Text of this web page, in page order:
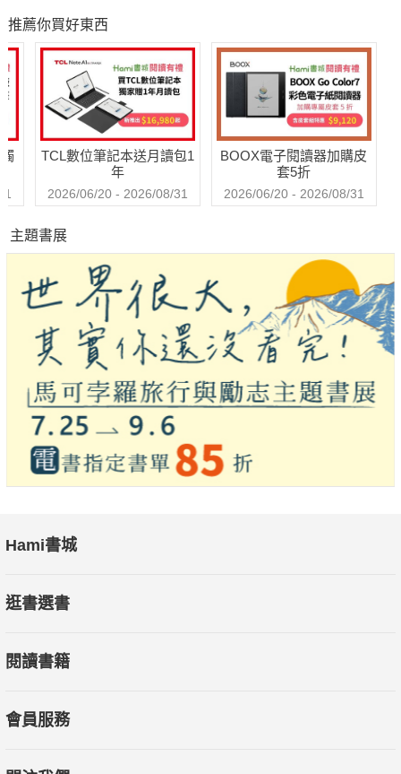
本書收錄45篇王丹從2013年以來陸續寫下的心得筆記，內容
涵蓋甚廣，包括遊記、影評、書評、樂評、哲學思辨、生活隨筆
等各式體裁，從中反映出他對生活、文學、成長、捨、得、記憶
與歲月的態度，對於而更多的是他在某個靈感襲來的剎那，那些
如夢似幻的細語呢喃。
了流亡海外二十年的滋味，在波士頓念過書，在台灣講過學，少
了慷慨的義憤，多了沉澱，少了犀利的政治批判與感時憂國，多
了溫潤的對美的想望、對遺憾的接納，與對現實的包容。
曾經，他帶著我們在廣場上衝撞。如今，在他奔放而柔軟的
文字中，我們將找到一個寧靜的角落，得以馳騁想像、撫摸回
憶，安頓傷痕。
■摘錄■
///放下的美好///
「放下，並不是拋棄，而是不再提起。如果我們的佔有的欲
崩塌。我們必須找到其他的空間：歌聲、閱讀、行走，或者是新
///帶著突圍的心情走過///
淚水，只是，淚水總是會乾的，或者被時間的風吹乾，或者自己
個世界上，其實有很多的離去與歸來，很多的關閉與重啟。各種
推薦你買好東西
TCL數位筆記本送月讀包1
年
2026/06/20 - 2026/08/31
BOOX電子閱讀器加購皮
套5折
2026/06/20 - 2026/08/31
主題書展
Hami書城
逛書選書
閱讀書籍
會員服務